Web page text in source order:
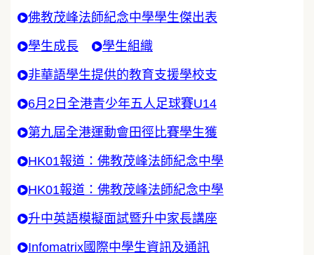
佛教茂峰法師紀念中學學生傑出表
學生成長 學生組織
非華語學生提供的教育支援學校支
6月2日全港青少年五人足球賽U14
第九屆全港運動會田徑比賽學生獲
HK01報道：佛教茂峰法師紀念中學
HK01報道：佛教茂峰法師紀念中學
升中英語模擬面試暨升中家長講座
Infomatrix國際中學生資訊及通訊